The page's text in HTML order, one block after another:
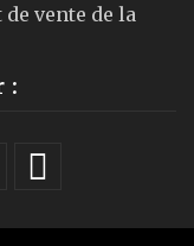
vente de la
: